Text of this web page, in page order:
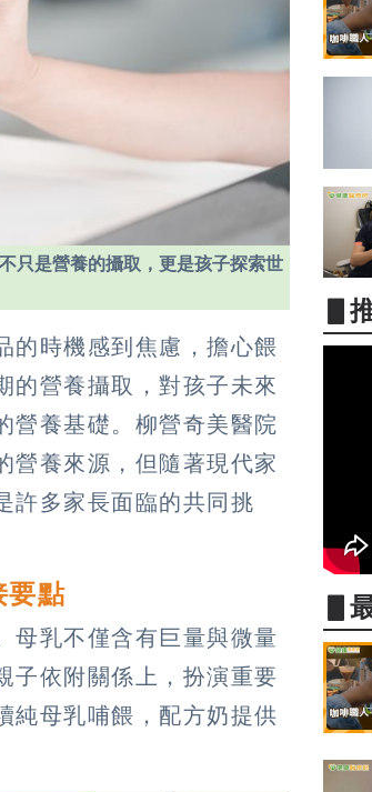
只是營養的攝取，更是孩子探索世
的時機感到焦慮，擔心餵
的營養攝取，對孩子未來
營養基礎。柳營奇美醫院
營養來源，但隨著現代家
許多家長面臨的共同挑
要點
母乳不僅含有巨量與微量
子依附關係上，扮演重要
純母乳哺餵，配方奶提供
▋
▋